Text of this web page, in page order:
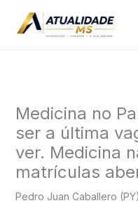
Medicina no
ser a última
ver. Medicina
matrículas
Pedro Juan Caballero